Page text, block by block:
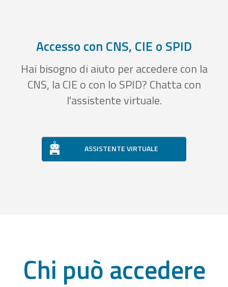
Accesso con CNS, CIE o SPID
Hai bisogno di aiuto per accedere con la
CNS, la CIE o con lo SPID? Chatta con
l'assistente virtuale.
ASSISTENTE VIRTUALE
Chi può accedere